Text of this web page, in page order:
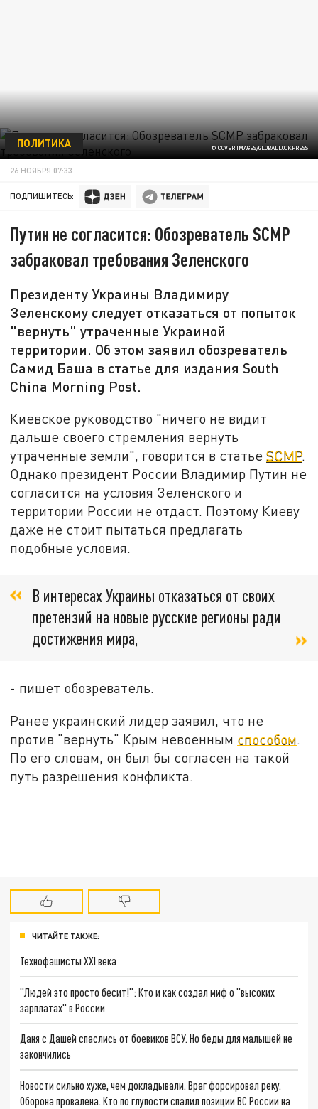
© COVER IMAGES/GLOBALLOOKPRESS
ПОЛИТИКА
26 НОЯБРЯ 07:33
ПОДПИШИТЕСЬ:
Путин не согласится: Обозреватель SCMP
забраковал требования Зеленского
Президенту Украины Владимиру
Зеленскому следует отказаться от попыток
"вернуть" утраченные Украиной
территории. Об этом заявил обозреватель
Самид Баша в статье для издания South
China Morning Post.
Киевское руководство "ничего не видит
дальше своего стремления вернуть
утраченные земли", говорится в статьеSCMP.
Однако президент России Владимир Путин не
согласится на условия Зеленского и
территории России не отдаст. Поэтому Киеву
даже не стоит пытаться предлагать
подобные условия.
В интересах Украины отказаться от своих
претензий на новые русские регионы ради
достижения мира,
- пишет обозреватель.
Ранее украинский лидер заявил, что не
против "вернуть" Крым невоенным способом.
По его словам, он был бы согласен на такой
путь разрешения конфликта.
ЧИТАЙТЕ ТАКЖЕ:
Технофашисты XXI века
"Людей это просто бесит!": Кто и как создал миф о "высоких
зарплатах" в России
Даня с Дашей спаслись от боевиков ВСУ. Но беды для малышей не
закончились
Новости сильно хуже, чем докладывали. Враг форсировал реку.
Оборона провалена. Кто по глупости спалил позиции ВС России на